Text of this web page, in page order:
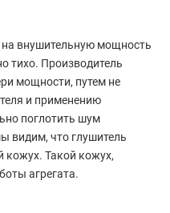
внушительную мощность
тихо. Производитель
мощности, путем не
и применению
поглотить шум
видим, что глушитель
кожух. Такой кожух,
агрегата.